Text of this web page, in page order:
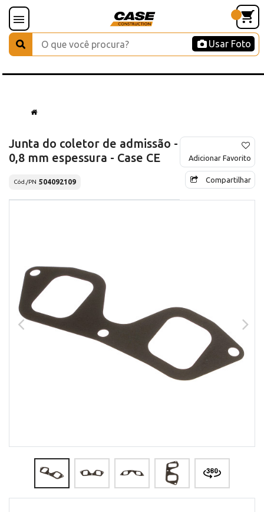
Usar Foto
Junta do coletor de admissão -
0,8 mm espessura - Case CE
Cód./PN 504092109
Adicionar Favorito
Compartilhar